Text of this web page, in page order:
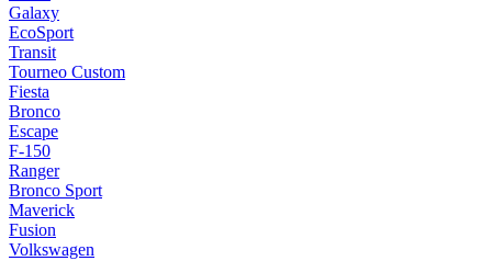
Galaxy
EcoSport
Transit
Tourneo Custom
Fiesta
Bronco
Escape
F-150
Ranger
Bronco Sport
Maverick
Fusion
Volkswagen